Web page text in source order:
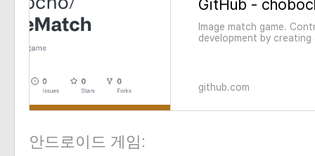
Image match game.
development by
github.com
안드로이드 게임: